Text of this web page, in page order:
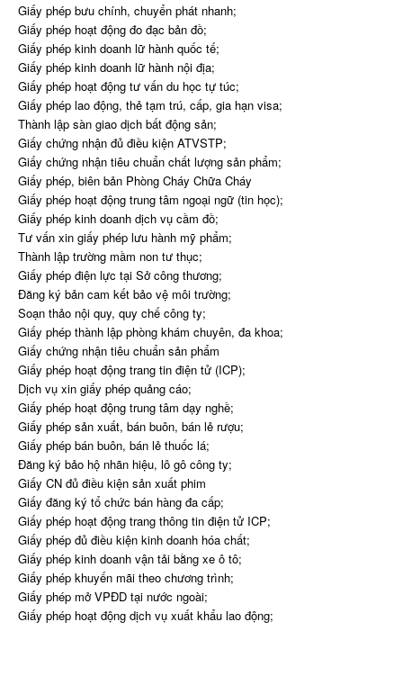
Giấy phép bưu chính, chuyển phát nhanh;
Giấy phép hoạt động đo đạc bản đồ;
Giấy phép kinh doanh lữ hành quốc tế;
Giấy phép kinh doanh lữ hành nội địa;
Giấy phép hoạt động tư vấn du học tự túc;
Giấy phép lao động, thẻ tạm trú, cấp, gia hạn visa;
Thành lập sàn giao dịch bất động sản;
Giấy chứng nhận đủ điều kiện ATVSTP;
Giấy chứng nhận tiêu chuẩn chất lượng sản phẩm;
Giấy phép, biên bản Phòng Cháy Chữa Cháy
Giấy phép hoạt động trung tâm ngoại ngữ (tin học);
Giấy phép kinh doanh dịch vụ cầm đồ;
Tư vấn xin giấy phép lưu hành mỹ phẩm;
Thành lập trường mầm non tư thục;
Giấy phép điện lực tại Sở công thương;
Đăng ký bản cam kết bảo vệ môi trường;
Soạn thảo nội quy, quy chế công ty;
Giấy phép thành lập phòng khám chuyên, đa khoa;
Giấy chứng nhận tiêu chuẩn sản phẩm
Giấy phép hoạt động trang tin điện tử (ICP);
Dịch vụ xin giấy phép quảng cáo;
Giấy phép hoạt động trung tâm dạy nghề;
Giấy phép sản xuất, bán buôn, bán lẻ rượu;
Giấy phép bán buôn, bán lẻ thuốc lá;
Đăng ký bảo hộ nhãn hiệu, lô gô công ty;
Giấy CN đủ điều kiện sản xuất phim
Giấy đăng ký tổ chức bán hàng đa cấp;
Giấy phép hoạt động trang thông tin điện tử ICP;
Giấy phép đủ điều kiện kinh doanh hóa chất;
Giấy phép kinh doanh vận tải bằng xe ô tô;
Giấy phép khuyến mãi theo chương trình;
Giấy phép mở VPĐD tại nước ngoài;
Giấy phép hoạt động dịch vụ xuất khẩu lao động;